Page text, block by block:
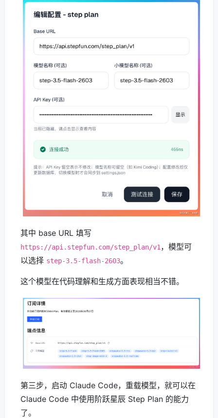
其中 base URL 填写
https://api.stepfun.com/step_plan/v1，模型可
以选择 step-3.5-flash-2603。
这个模型在代码理解和生成方面表现相当不错。
第三步，启动 Claude Code，重载模型，就可以在
Claude Code 中使用阶跃星辰 Step Plan 的能力
了。